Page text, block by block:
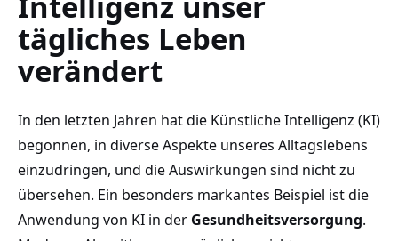
tägliches Leben
‌verändert
In ⁢den letzten Jahren hat die Künstliche⁣ Intelligenz (KI)
begonnen, in diverse ​Aspekte unseres Alltagslebens
einzudringen, und die Auswirkungen sind nicht zu⁤
übersehen. Ein besonders markantes Beispiel ist die
⁤Anwendung von KI in der⁣ Gesundheitsversorgung.